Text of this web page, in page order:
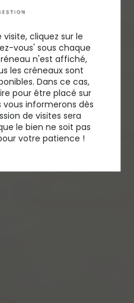
cliquez sur le
vous' sous chaque
n'est affiché,
les créneaux sont
Dans ce cas,
pour être placé sur
informerons dès
de visites sera
le bien ne soit pas
votre patience !